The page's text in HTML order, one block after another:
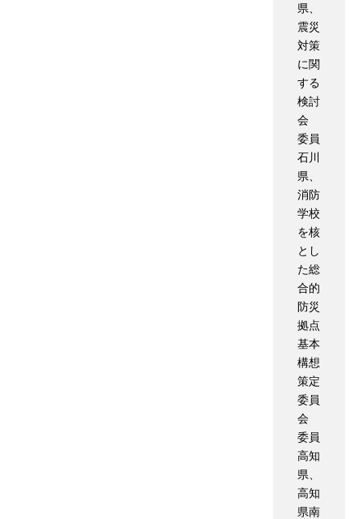
県、
震災
対策
に関
する
検討
会
委員
石川
県、
消防
学校
を核
とし
た総
合的
防災
拠点
基本
構想
策定
委員
会
委員
高知
県、
高知
県南